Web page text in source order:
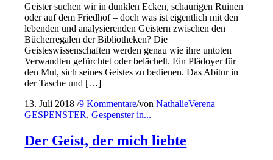
Geister suchen wir in dunklen Ecken, schaurigen Ruinen
oder auf dem Friedhof – doch was ist eigentlich mit den
lebenden und analysierenden Geistern zwischen den
Bücherregalen der Bibliotheken? Die
Geisteswissenschaften werden genau wie ihre untoten
Verwandten gefürchtet oder belächelt. Ein Plädoyer für
den Mut, sich seines Geistes zu bedienen. Das Abitur in
der Tasche und […]
13. Juli 2018 /9 Kommentare/vonNathalieVerena
GESPENSTER,Gespenster in...
Der Geist, der mich liebte